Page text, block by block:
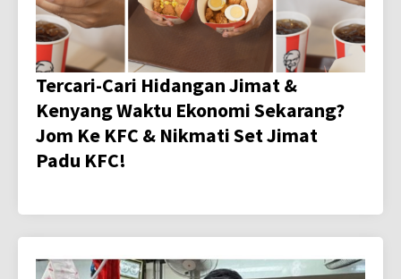
Tercari-Cari Hidangan Jimat &
Kenyang Waktu Ekonomi Sekarang?
Jom Ke KFC & Nikmati Set Jimat
Padu KFC!